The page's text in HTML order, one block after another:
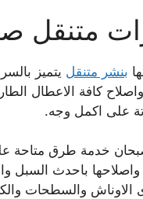
متنقل
بنشر متنقل يتميز
كافة الاعطال
على اكمل وجه.
خدمة طرق متاحة
باحدث السبل
الاوناش والسطحات